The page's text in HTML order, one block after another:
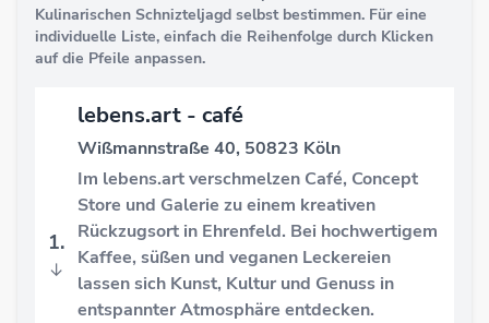
Kulinarischen Schnizteljagd selbst bestimmen. Für eine
individuelle Liste, einfach die Reihenfolge durch Klicken
auf die Pfeile anpassen.
1.
↓
lebens.art - café
Wißmannstraße 40, 50823 Köln
Im lebens.art verschmelzen Café, Concept
Store und Galerie zu einem kreativen
Rückzugsort in Ehrenfeld. Bei hochwertigem
Kaffee, süßen und veganen Leckereien
lassen sich Kunst, Kultur und Genuss in
entspannter Atmosphäre entdecken.